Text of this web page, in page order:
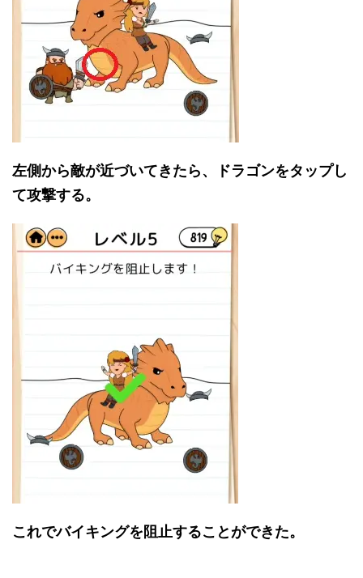
左側から敵が近づいてきたら、ドラゴンをタップし
て攻撃する。
これでバイキングを阻止することができた。